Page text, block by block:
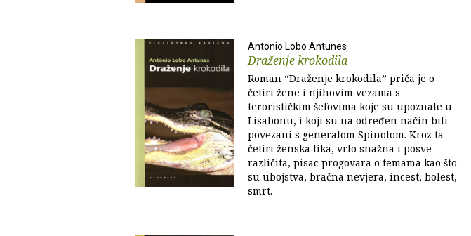
Antonio Lobo Antunes
Draženje krokodila
Roman “Draženje krokodila” priča je o
četiri žene i njihovim vezama s
terorističkim šefovima koje su upoznale u
Lisabonu, i koji su na određen način bili
povezani s generalom Spinolom. Kroz ta
četiri ženska lika, vrlo snažna i posve
različita, pisac progovara o temama kao što
su ubojstva, bračna nevjera, incest, bolest,
smrt.